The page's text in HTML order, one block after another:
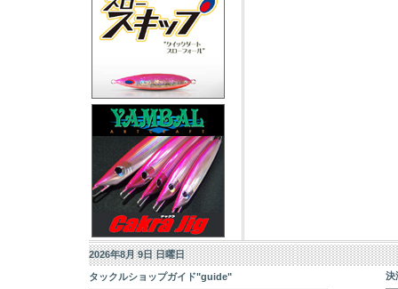
2026年8月 9日 日曜日
タックルショップガイド"guide" 決